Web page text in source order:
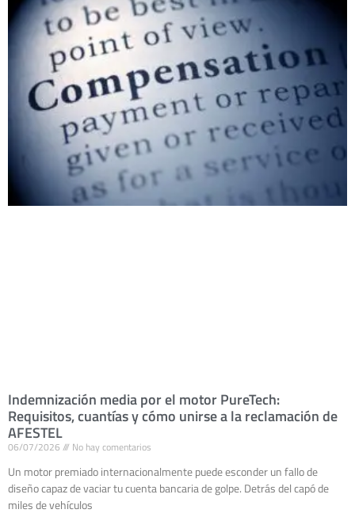
Indemnización media por el motor PureTech:
Requisitos, cuantías y cómo unirse a la reclamación de
AFESTEL
06/07/2026 No hay comentarios
Un motor premiado internacionalmente puede esconder un fallo de
diseño capaz de vaciar tu cuenta bancaria de golpe. Detrás del capó de
miles de vehículos